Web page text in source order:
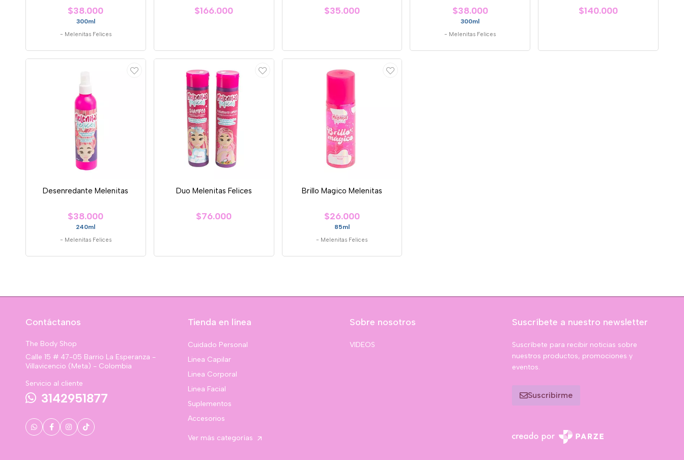
$38.000
300ml
- Melenitas Felices
$166.000 $35.000 $38.000
300ml
- Melenitas Felices
$140.000
Desenredante Melenitas
$38.000
240ml
- Melenitas Felices
Duo Melenitas Felices
$76.000
Brillo Magico Melenitas
$26.000
85ml
- Melenitas Felices
Contáctanos
The Body Shop
Calle 15 # 47-05 Barrio La Esperanza -
Villavicencio (Meta) - Colombia
Servicio al cliente
3142951877
Tienda en línea
Cuidado Personal
Linea Capilar
Linea Corporal
Linea Facial
Suplementos
Accesorios
Ver más categorías
Sobre nosotros
VIDEOS
Suscríbete a nuestro newsletter
Suscríbete para recibir noticias sobre
nuestros productos, promociones y
eventos.
Suscribirme